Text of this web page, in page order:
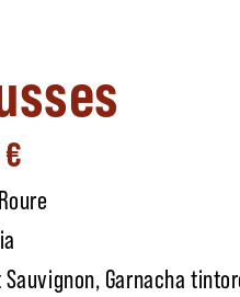
€
Sauvignon, Garnacha